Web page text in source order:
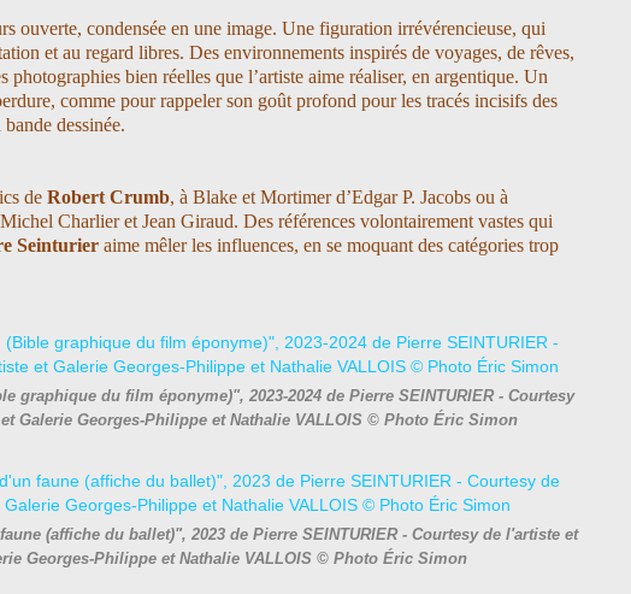
ouverte, condensée en une image. Une figuration irrévérencieuse, qui
et au regard libres. Des environnements inspirés de voyages, de rêves,
photographies bien réelles que l’artiste aime réaliser, en argentique. Un
comme pour rappeler son goût profond pour les tracés incisifs des
dessinée.
de Robert Crumb, à Blake et Mortimer d’Edgar P. Jacobs ou à
Charlier et Jean Giraud. Des références volontairement vastes qui
Seinturier aime mêler les influences, en se moquant des catégories trop
graphique du film éponyme)", 2023-2024 de Pierre SEINTURIER - Courtesy
Galerie Georges-Philippe et Nathalie VALLOIS © Photo Éric Simon
(affiche du ballet)", 2023 de Pierre SEINTURIER - Courtesy de l'artiste et
Georges-Philippe et Nathalie VALLOIS © Photo Éric Simon